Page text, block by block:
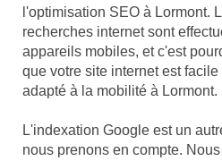
l'optimisation SEO à Lormont.
recherches internet sont
appareils mobiles, et c'est
que votre site internet est
adapté à la mobilité à Lormont.
L'indexation Google est un
nous prenons en compte.